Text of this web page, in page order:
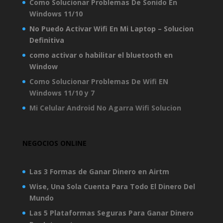
Como Solucionar Problemas De Sonido En
Windows 11/10
No Puedo Activar Wifi En Mi Laptop – Solucion
Definitiva
como activar o habilitar el bluetooth en
Window
Como Solucionar Problemas De Wifi EN
Windows 11/10 y 7
Mi Celular Android No Agarra Wifi Solucion
NEGOCIOS ONLINE
Las 3 Formas de Ganar Dinero en Airtm
Wise, Una Sola Cuenta Para Todo El Dinero Del
Mundo
Las 5 Plataformas Seguras Para Ganar Dinero